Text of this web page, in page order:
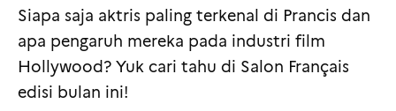
Siapa saja aktris paling terkenal di Prancis dan
apa pengaruh mereka pada industri film
Hollywood? Yuk cari tahu di Salon Français
edisi bulan ini!